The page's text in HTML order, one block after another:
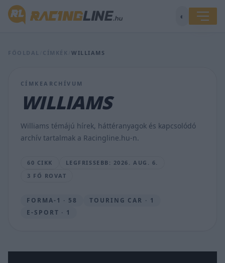
◐
FŐOLDAL CÍMKÉK /WILLIAMS
CÍMKEARCHÍVUM
WILLIAMS
Williams témájú hírek, háttéranyagok és kapcsolódó
archív tartalmak a Racingline.hu-n.
60 CIKK
LEGFRISSEBB: 2026. AUG. 6.
3 FŐ ROVAT
FORMA-1 · 58
TOURING CAR · 1
E-SPORT · 1
Hamilton
a
Ferrari
hozzá
véli
világbajnok
SEBŐK